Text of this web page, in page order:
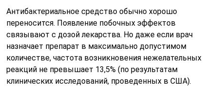
Антибактериальное средство обычно хорошо
переносится. Появление побочных эффектов
связывают с дозой лекарства. Но даже если врач
назначает препарат в максимально допустимом
количестве, частота возникновения нежелательных
реакций не превышает 13,5% (по результатам
клинических исследований, проведенных в США).